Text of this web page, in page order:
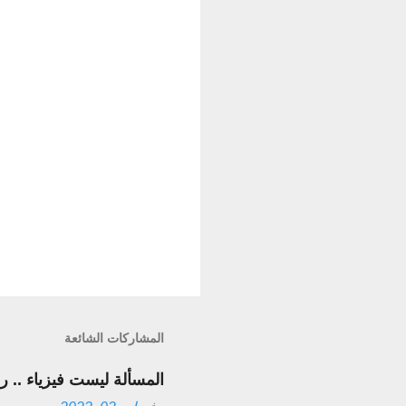
المشاركات الشائعة
المسألة ليست فيزياء ..